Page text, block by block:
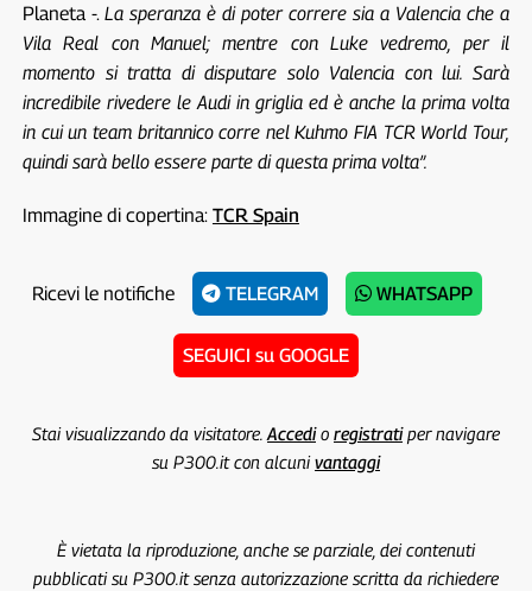
Planeta -. La speranza è di poter correre sia a Valencia che a
Vila Real con Manuel; mentre con Luke vedremo, per il
momento si tratta di disputare solo Valencia con lui. Sarà
incredibile rivedere le Audi in griglia ed è anche la prima volta
in cui un team britannico corre nel Kuhmo FIA TCR World Tour,
quindi sarà bello essere parte di questa prima volta”.
Immagine di copertina: TCR Spain
Ricevi le notifiche TELEGRAM WHATSAPP
SEGUICI su GOOGLE
Stai visualizzando da visitatore. Accedio registratiper navigare
su P300.it con alcunivantaggi
È vietata la riproduzione, anche se parziale, dei contenuti
pubblicati su P300.it senza autorizzazione scritta da richiedere